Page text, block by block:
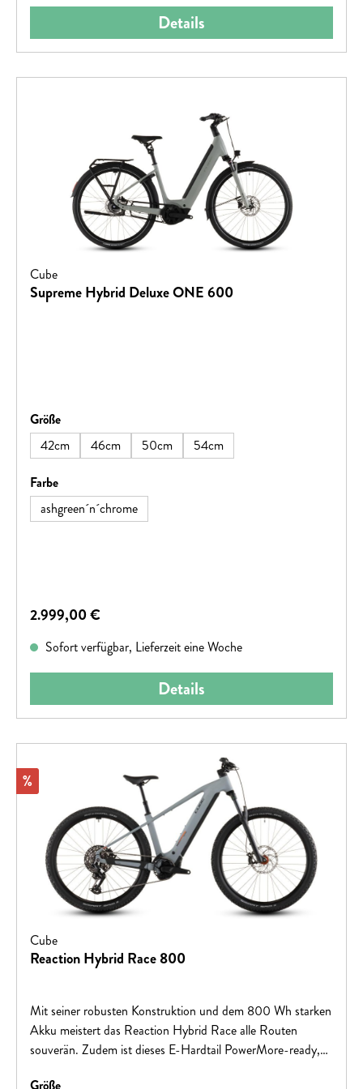
Auf das Bike, fertig, los!
Details
Cube
Supreme Hybrid Deluxe ONE 600
Größeauswählen
42cm
46cm 50cm
54cm
Farbeauswählen
ashgreen´n´chrome
Regulärer Preis:
2.999,00 €
Sofort verfügbar, Lieferzeit eine Woche
Details
Rabatt
%
Cube
Reaction Hybrid Race 800
Mit seiner robusten Konstruktion und dem 800 Wh starken
Akku meistert das Reaction Hybrid Race alle Routen
souverän. Zudem ist dieses E-Hardtail PowerMore-ready,
auswählen